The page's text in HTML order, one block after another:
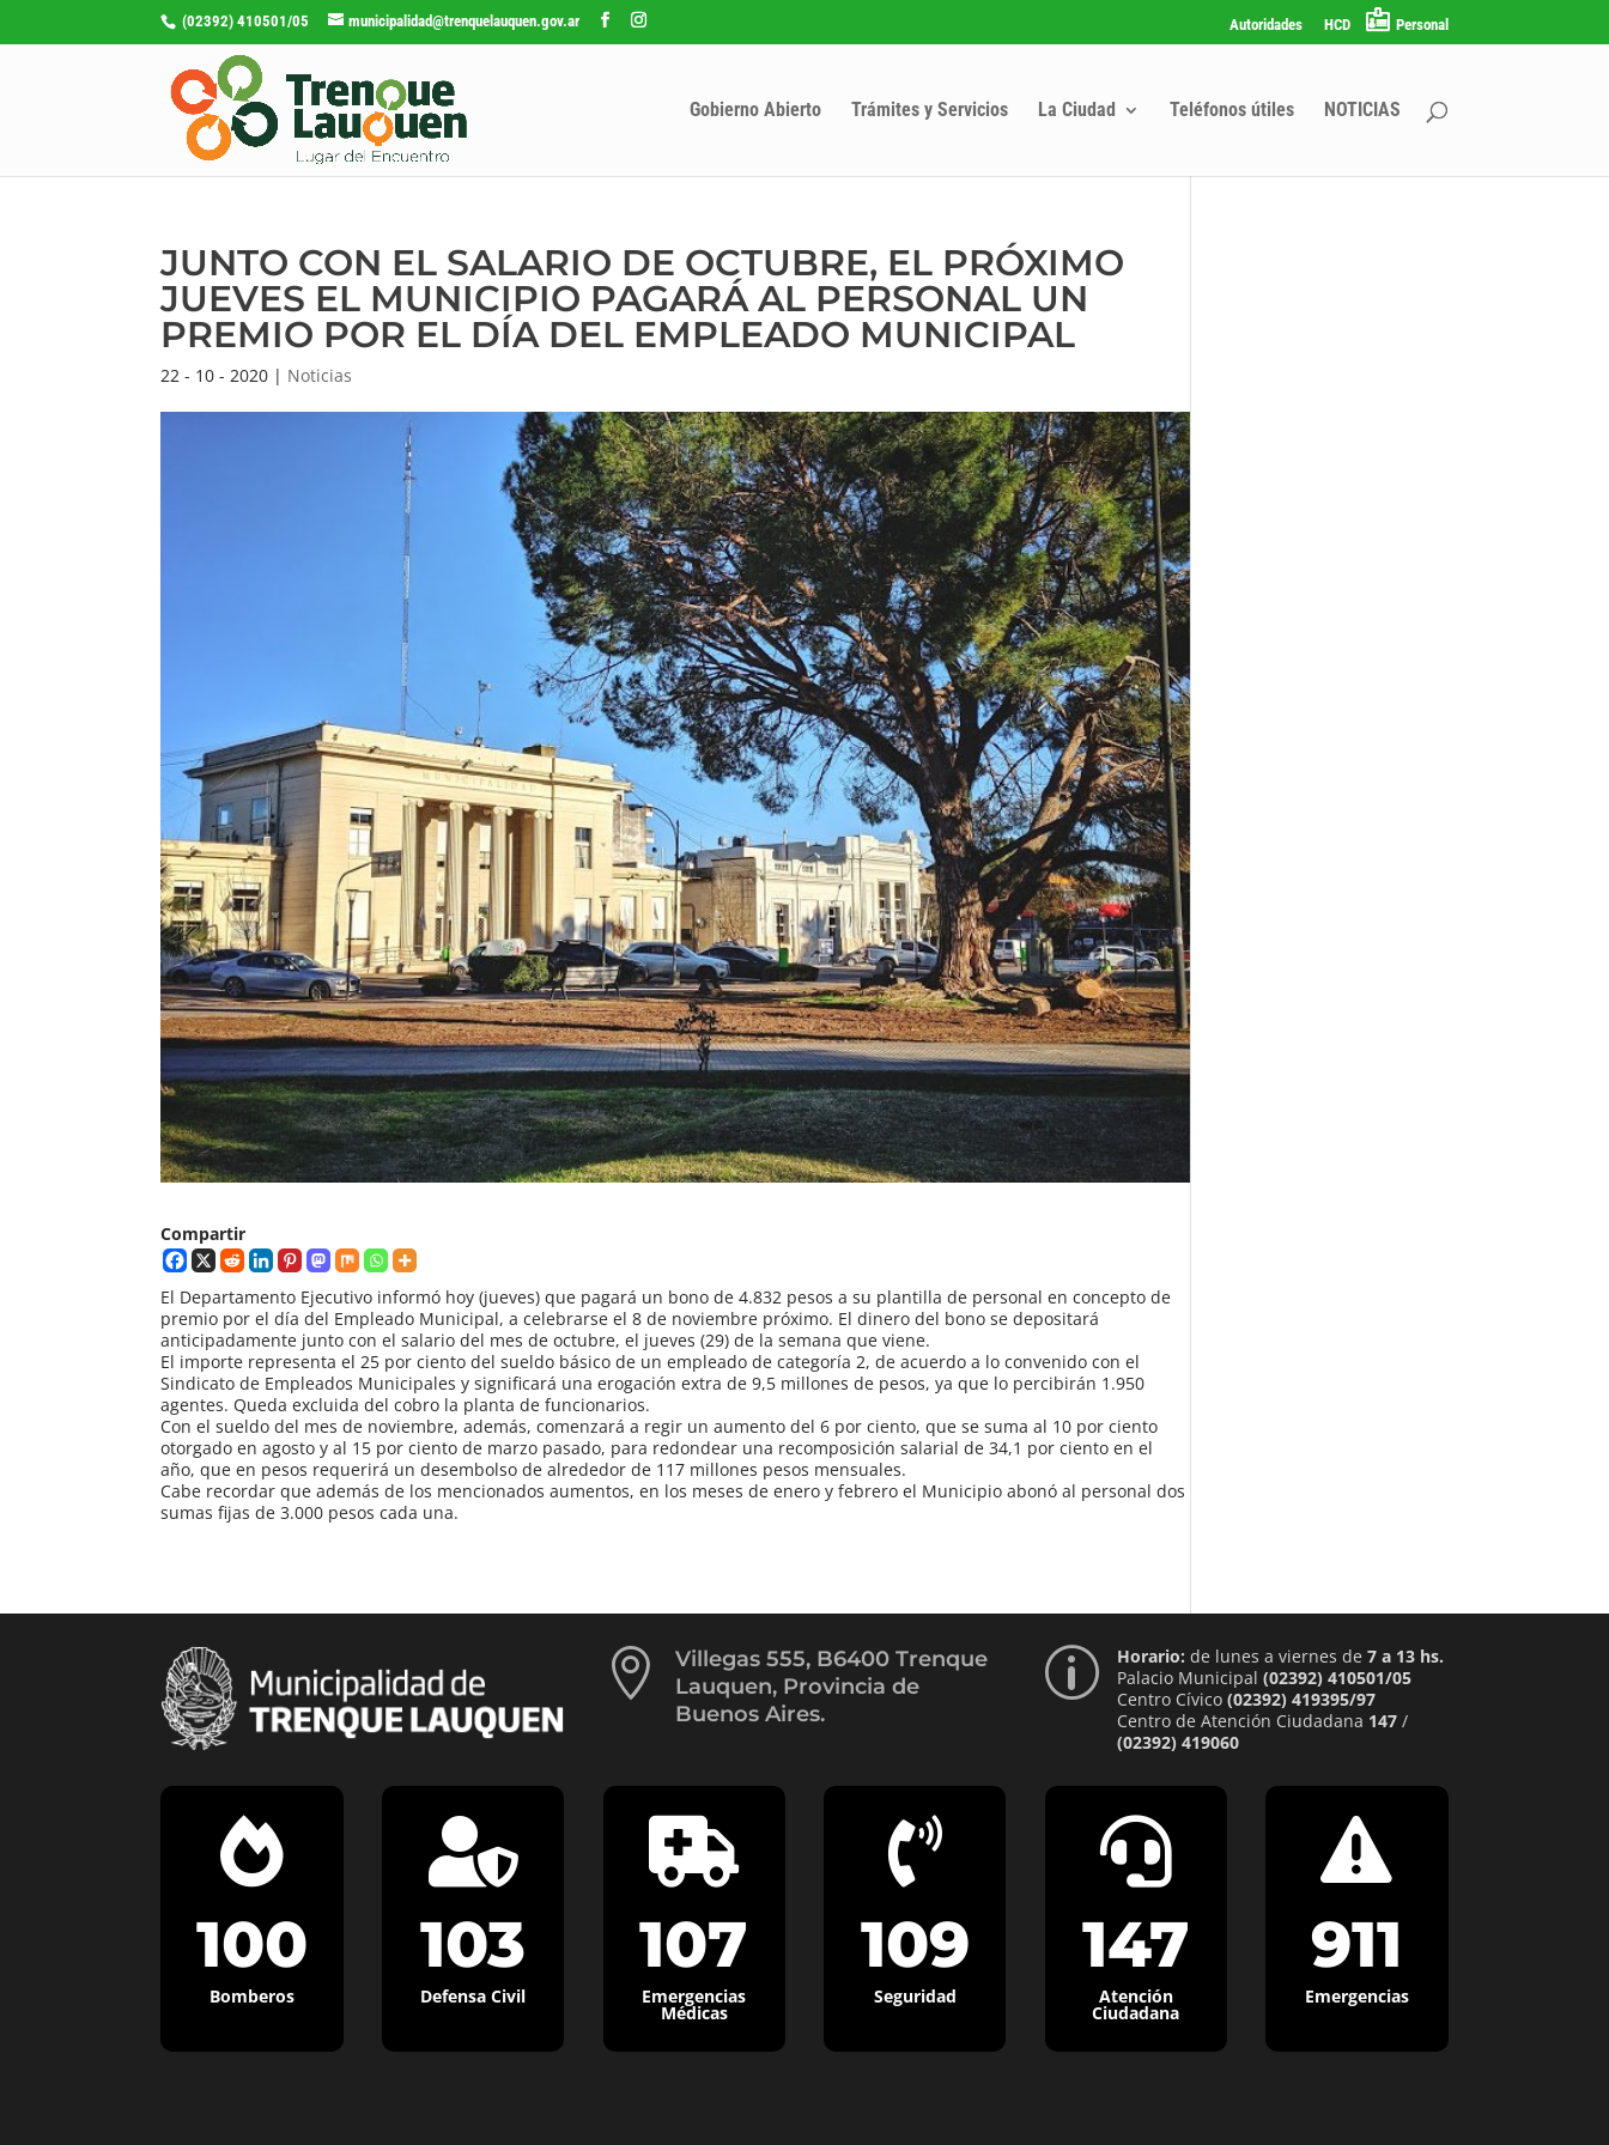
(02392) 410501/05 municipalidad@trenquelauquen.gov.ar Autoridades HCD Personal
Gobierno Abierto Trámites y Servicios La Ciudad Teléfonos útiles NOTICIAS
JUNTO CON EL SALARIO DE OCTUBRE, EL PRÓXIMO
JUEVES EL MUNICIPIO PAGARÁ AL PERSONAL UN
PREMIO POR EL DÍA DEL EMPLEADO MUNICIPAL
22 - 10 - 2020 | Noticias
Compartir
El Departamento Ejecutivo informó hoy (jueves) que pagará un bono de 4.832 pesos a su plantilla de personal en concepto de
premio por el día del Empleado Municipal, a celebrarse el 8 de noviembre próximo. El dinero del bono se depositará
anticipadamente junto con el salario del mes de octubre, el jueves (29) de la semana que viene.
El importe representa el 25 por ciento del sueldo básico de un empleado de categoría 2, de acuerdo a lo convenido con el
Sindicato de Empleados Municipales y significará una erogación extra de 9,5 millones de pesos, ya que lo percibirán 1.950
agentes. Queda excluida del cobro la planta de funcionarios.
Con el sueldo del mes de noviembre, además, comenzará a regir un aumento del 6 por ciento, que se suma al 10 por ciento
otorgado en agosto y al 15 por ciento de marzo pasado, para redondear una recomposición salarial de 34,1 por ciento en el
año, que en pesos requerirá un desembolso de alrededor de 117 millones pesos mensuales.
Cabe recordar que además de los mencionados aumentos, en los meses de enero y febrero el Municipio abonó al personal dos
sumas fijas de 3.000 pesos cada una.

Villegas 555, B6400 Trenque
Lauquen, Provincia de
Buenos Aires.
p Horario: de lunes a viernes de 7 a 13 hs.
Palacio Municipal (02392) 410501/05
Centro Cívico (02392) 419395/97
Centro de Atención Ciudadana 147/
(02392) 419060

100
Bomberos

103
Defensa Civil

107
Emergencias
Médicas

109
Seguridad

147
Atención
Ciudadana

911
Emergencias